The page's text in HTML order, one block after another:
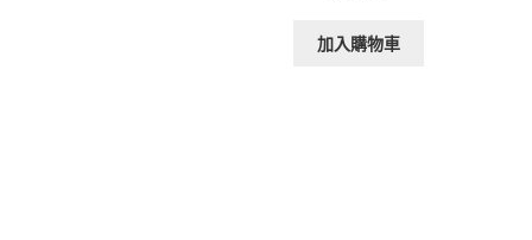
加入購物車